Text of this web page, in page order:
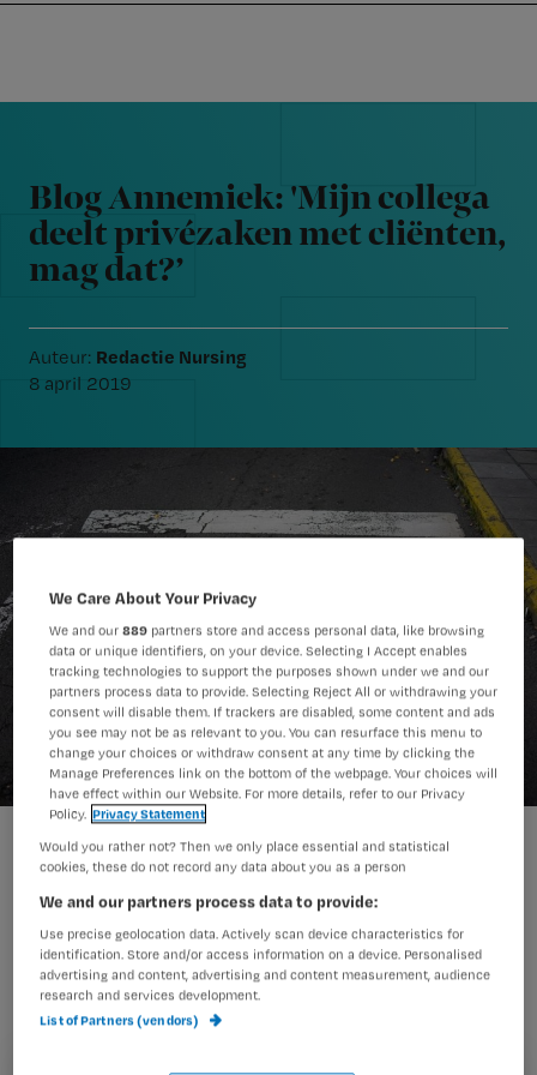
navigation
content
Nursing
Blog Annemiek: 'Mijn collega
deelt privézaken met cliënten,
mag dat?’
Auteur: Redactie Nursing
8 april 2019
Op Nursing.nl stond laatst een
over een liefdesrelatie
tussen een
patiënt en een verpleegkundige in de
psychiatrie. Volgens Annemiek zijn er
meer zorgrelaties die over grenzen
We Care About Your Privacy
We and our889 partners store and access personal data, like browsing
data or unique identifiers, on your device. Selecting I Accept enables
tracking technologies to support the purposes shown under we and our
partners process data to provide. Selecting Reject All or withdrawing your
consent will disable them. If trackers are disabled, some content and ads
you see may not be as relevant to you. You can resurface this menu to
change your choices or withdraw consent at any time by clicking the
Manage Preferences link on the bottom of the webpage. Your choices will
have effect within our Website. For more details, refer to our Privacy
Policy. Privacy Statement
Would you rather not? Then we only place essential and statistical
cookies, these do not record any data about you as a person
We and our partners process data to provide:
Use precise geolocation data. Actively scan device characteristics for
identification. Store and/or access information on a device. Personalised
advertising and content, advertising and content measurement, audience
research and services development.
List of Partners (vendors)